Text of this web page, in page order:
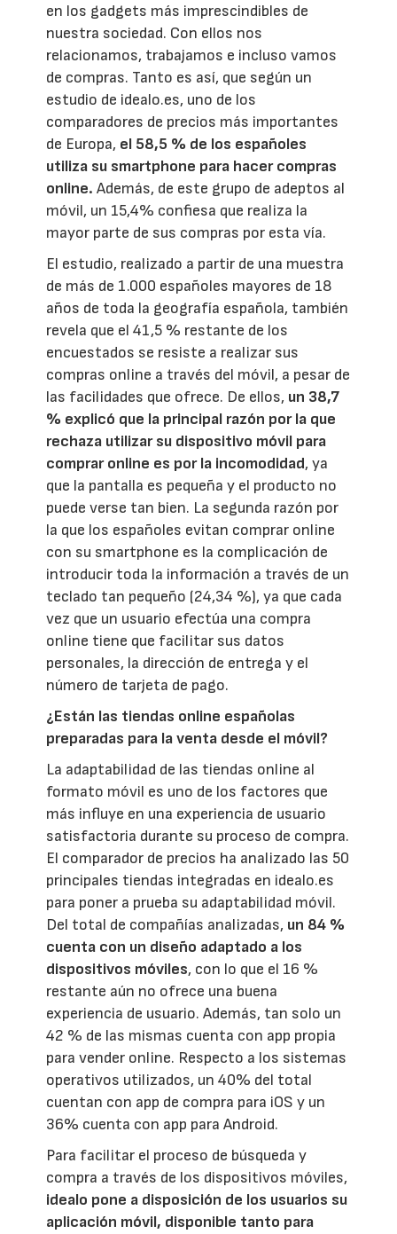
en los gadgets más imprescindibles de
nuestra sociedad. Con ellos nos
relacionamos, trabajamos e incluso vamos
de compras. Tanto es así, que según un
estudio de idealo.es, uno de los
comparadores de precios más importantes
de Europa, el 58,5 % de los españoles
utiliza su smartphone para hacer compras
online.Además, de este grupo de adeptos al
móvil, un 15,4% confiesa que realiza la
mayor parte de sus compras por esta vía.
El estudio, realizado a partir de una muestra
de más de 1.000 españoles mayores de 18
años de toda la geografía española, también
revela que el 41,5 % restante de los
encuestados se resiste a realizar sus
compras online a través del móvil, a pesar de
las facilidades que ofrece. De ellos, un 38,7
% explicó que la principal razón por la que
rechaza utilizar su dispositivo móvil para
comprar online es por la incomodidad, ya
que la pantalla es pequeña y el producto no
puede verse tan bien. La segunda razón por
la que los españoles evitan comprar online
con su smartphone es la complicación de
introducir toda la información a través de un
teclado tan pequeño (24,34 %), ya que cada
vez que un usuario efectúa una compra
online tiene que facilitar sus datos
personales, la dirección de entrega y el
número de tarjeta de pago.
¿Están las tiendas online españolas
preparadas para la venta desde el móvil?
La adaptabilidad de las tiendas online al
formato móvil es uno de los factores que
más influye en una experiencia de usuario
satisfactoria durante su proceso de compra.
El comparador de precios ha analizado las 50
principales tiendas integradas en idealo.es
para poner a prueba su adaptabilidad móvil.
Del total de compañías analizadas, un 84 %
cuenta con un diseño adaptado a los
dispositivos móviles, con lo que el 16 %
restante aún no ofrece una buena
experiencia de usuario. Además, tan solo un
42 % de las mismas cuenta con app propia
para vender online. Respecto a los sistemas
operativos utilizados, un 40% del total
cuentan con app de compra para iOS y un
36% cuenta con app para Android.
Para facilitar el proceso de búsqueda y
compra a través de los dispositivos móviles,
idealo pone a disposición de los usuarios su
aplicación móvil, disponible tanto para